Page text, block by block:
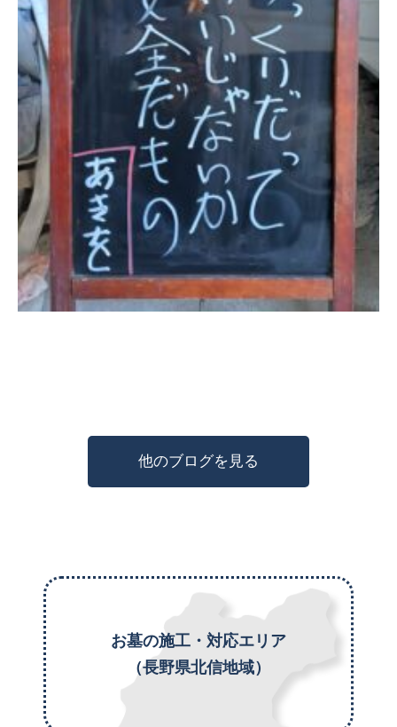
他のブログを見る
お墓の施工・対応エリア
（長野県北信地域）